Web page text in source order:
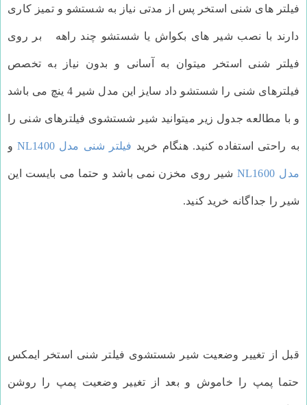
فیلتر های شنی استخر پس از مدتی نیاز به شستشو و تمیز کاری
دارند با نصب شیر های بکواش یا شستشو چند راهه بر روی
فیلتر شنی استخر میتوان به آسانی و بدون نیاز به تخصص
فیلترهای شنی را شستشو داد سایز این مدل شیر 4 ینچ می باشد
و با مطالعه جدول زیر میتوانید شیر شستشوی فیلترهای شنی را
به راحتی استفاده کنید. هنگام خرید فیلتر شنی مدل NL1400 و
مدل NL1600 شیر روی مخزن نمی باشد و حتما می بایست این
شیر را جداگانه خرید کنید.
قبل از تغییر وضعیت شیر شستشوی فیلتر شنی استخر ایمکس
حتما پمپ را خاموش و بعد از تغییر وضعیت پمپ را روشن